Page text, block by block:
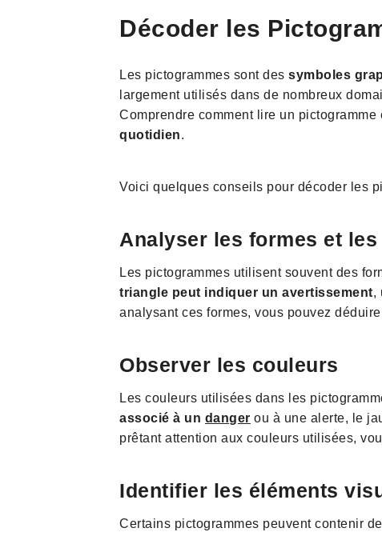
Décoder les
Les pictogrammes sont dessymboles
largement utilisés dans de nombreux
Comprendre comment lire un
quotidien.
Voici quelques conseils pour décoder les
Analyser les formes et
Les pictogrammes utilisent souvent des
triangle peut indiquer un avertissement,
analysant ces formes, vous pouvez
Observer les couleurs
Les couleurs utilisées dans les
associé à un danger ou à une alerte, le
prêtant attention aux couleurs utilisées,
Identifier les éléments
Certains pictogrammes peuvent contenir